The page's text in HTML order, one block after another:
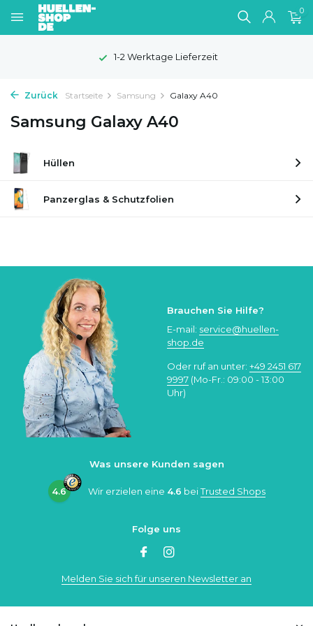
0
1-2 Werktage Lieferzeit
Zurück Startseite Samsung Galaxy A40
Samsung Galaxy A40
Hüllen
Panzerglas & Schutzfolien
Brauchen Sie Hilfe?
E-mail: service@huellen-
shop.de
Oder ruf an unter: +49 2451 617
9997 (Mo-Fr.: 09:00 - 13:00
Uhr)
Was unsere Kunden sagen
4.6 Wir erzielen eine 4.6 beiTrusted Shops
Folge uns
Melden Sie sich für unseren Newsletter an